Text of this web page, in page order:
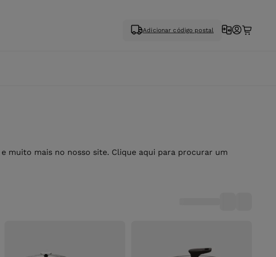
Adicionar código postal
muito mais no nosso site. Clique aqui para procurar um